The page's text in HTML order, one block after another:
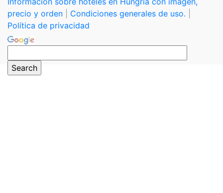
precio y orden
Condiciones generales de uso.
Política de privacidad